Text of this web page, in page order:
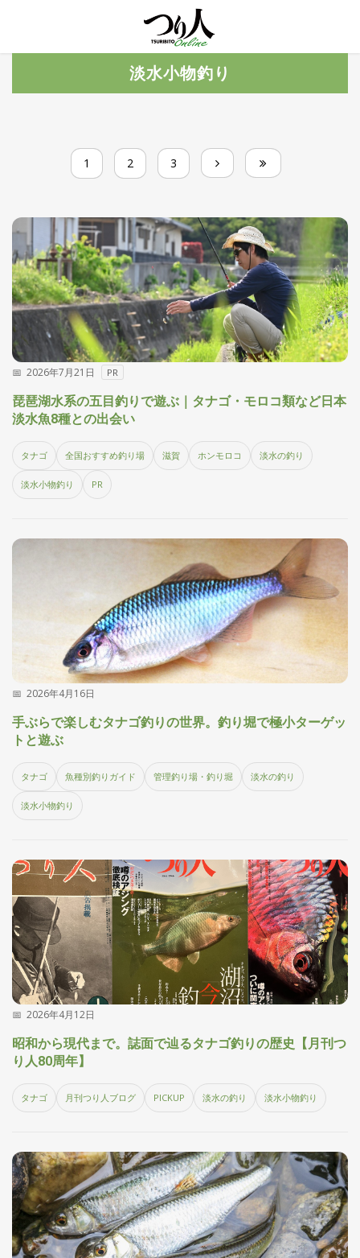
淡水小物釣り
1 2 3
2026年7月21日 PR
琵琶湖水系の五目釣りで遊ぶ｜タナゴ・モロコ類など日本
淡水魚8種との出会い
タナゴ 全国おすすめ釣り場 滋賀 ホンモロコ 淡水の釣り
淡水小物釣り PR
2026年4月16日
手ぶらで楽しむタナゴ釣りの世界。釣り堀で極小ターゲッ
トと遊ぶ
タナゴ 魚種別釣りガイド 管理釣り場・釣り堀 淡水の釣り
淡水小物釣り
2026年4月12日
昭和から現代まで。誌面で辿るタナゴ釣りの歴史【月刊つ
り人80周年】
タナゴ 月刊つり人ブログ PICKUP 淡水の釣り 淡水小物釣り
ド・
No.1
ラ
ン
キ
ン
グ
釣具
NEWS
す・
調べ
る
🎣
目
的
か
ら›
場
›
🏆
編
集
部
お
す
す
め
具
›
メ
デ
ィ
ア
🐟 Basser （バ
ス釣り）
Northanglers
海道）
刊
つ
ブ
ロ
グ